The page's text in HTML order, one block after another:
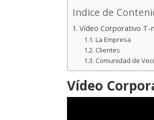
Indice de
Vídeo Corporativo T-
La Empresa
Clientes
Comunidad de
Vídeo